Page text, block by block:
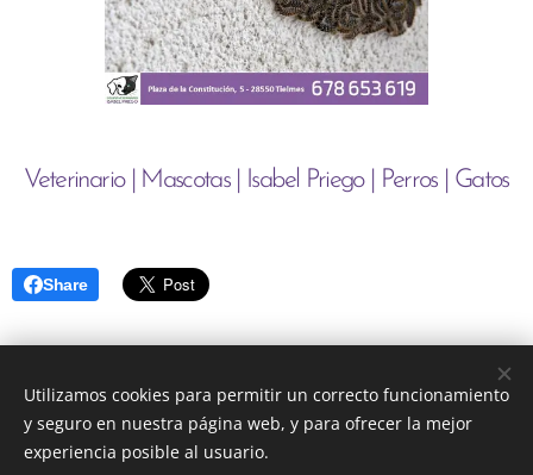
Veterinario | Mascotas | Isabel Priego | Perros | Gatos
Share
Utilizamos cookies para permitir un correcto funcionamiento
y seguro en nuestra página web, y para ofrecer la mejor
experiencia posible al usuario.